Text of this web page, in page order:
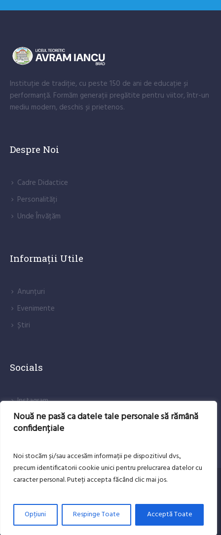
Nouă ne pasă ca datele tale personale să rămână
confidențiale
Noi stocăm și/sau accesăm informații pe dispozitivul dvs.,
precum identificatorii cookie unici pentru prelucrarea datelor cu
caracter personal. Puteți accepta făcând clic mai jos.
Opțiuni Respinge Toate Acceptă Toate
Instituție de tradiție, cu peste 150 de ani de educație și
performanță. Formăm generații pregătite pentru viitor, într-un
mediu modern, deschis și prietenos.
Despre Noi
Cadre Didactice
Personalități
Unde Învățăm
Informații Utile
Anunțuri
Evenimente
Știri
Socials
lnstagram
Facebook
Copyright Andrei Benea-LTAI Brad © 2025 . All rights
reserved